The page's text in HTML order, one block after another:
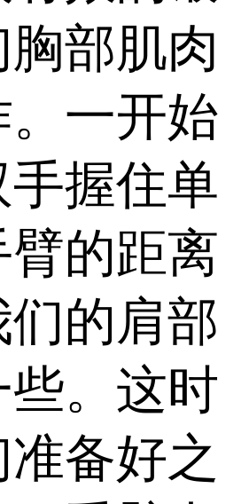
部肌肉
。一开始
握住单
的距离
的肩部
。这时
备好之